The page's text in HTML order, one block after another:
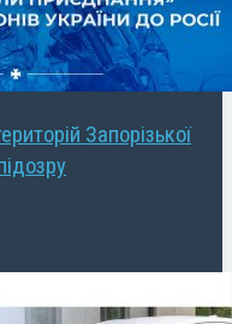
Запорізької